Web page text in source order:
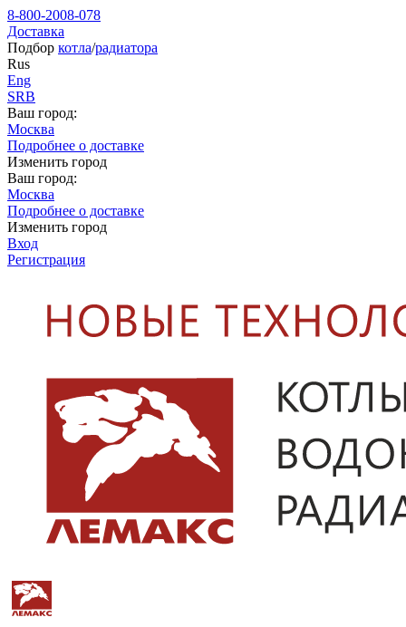
8-800-2008-078
Доставка
Подбор котла/радиатора
Rus
Eng
SRB
Ваш город:
Москва
Подробнее о доставке
Изменить город
Ваш город:
Москва
Подробнее о доставке
Изменить город
Вход
Регистрация